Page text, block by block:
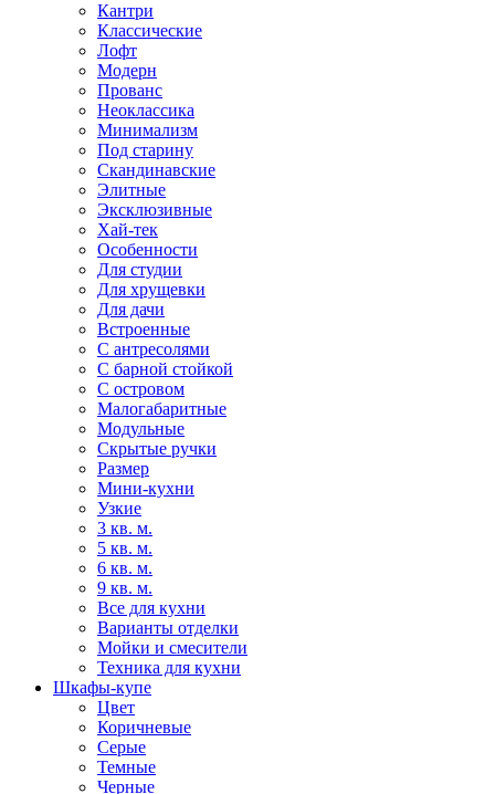
Кантри
Классические
Лофт
Модерн
Прованс
Неоклассика
Минимализм
Под старину
Скандинавские
Элитные
Эксклюзивные
Хай-тек
Особенности
Для студии
Для хрущевки
Для дачи
Встроенные
С антресолями
С барной стойкой
С островом
Малогабаритные
Модульные
Скрытые ручки
Размер
Мини-кухни
Узкие
3 кв. м.
5 кв. м.
6 кв. м.
9 кв. м.
Все для кухни
Варианты отделки
Мойки и смесители
Техника для кухни
Шкафы-купе
Цвет
Коричневые
Серые
Темные
Черные